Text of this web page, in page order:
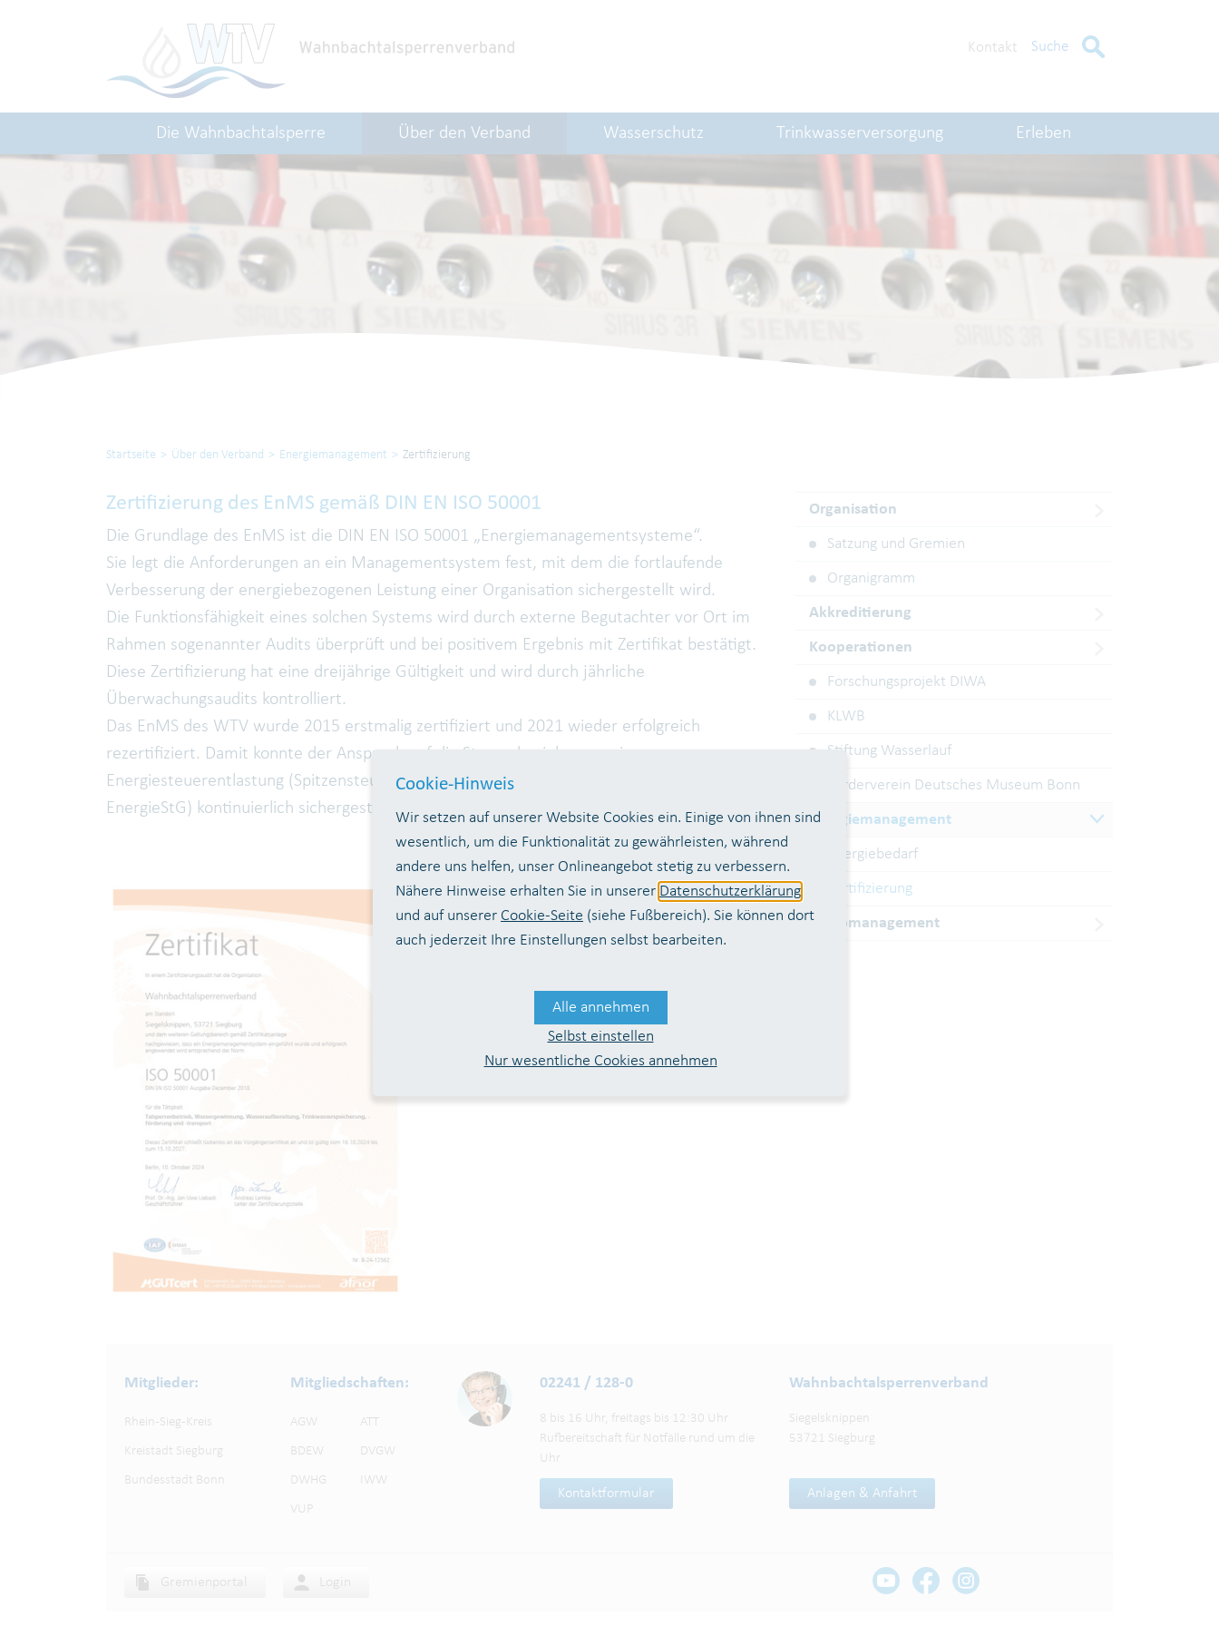
Die Wahnbachtalsperre Über den Verband Wasserschutz Trinkwasserversorgung Erleben
Kontakt Suche
Startseite Über den Verband Energiemanagement Zertifizierung
Zertifizierung des EnMS gemäß DIN EN ISO 50001
Die Grundlage des EnMS ist die DIN EN ISO 50001 „Energiemanagementsysteme“.
Sie legt die Anforderungen an ein Managementsystem fest, mit dem die fortlaufende
Verbesserung der energiebezogenen Leistung einer Organisation sichergestellt wird.
Die Funktionsfähigkeit eines solchen Systems wird durch externe Begutachter vor Ort im
Rahmen sogenannter Audits überprüft und bei positivem Ergebnis mit Zertifikat bestätigt.
Diese Zertifizierung hat eine dreijährige Gültigkeit und wird durch jährliche
Überwachungsaudits kontrolliert.
Das EnMS des WTV wurde 2015 erstmalig zertifiziert und 2021 wieder erfolgreich
rezertifiziert. Damit konnte der Anspruch auf die Strom- beziehungsweise
Energiesteuerentlastung (Spitzensteuerausgleich nach § 10 StromStG und § 55
EnergieStG) kontinuierlich sichergestellt werden.
Organisation
Satzung und Gremien
Organigramm
Akkreditierung
Kooperationen
Forschungsprojekt DIWA
KLWB
Stiftung Wasserlauf
Förderverein Deutsches Museum Bonn
Energiemanagement
Energiebedarf
Zertifizierung
Risikomanagement
Mitglieder:
Rhein-Sieg-Kreis
Kreistadt Siegburg
Bundesstadt Bonn
Mitgliedschaften:
AGW ATT
BDEW DVGW
DWHG IWW
VUP
02241 / 128-0
8 bis 16 Uhr, freitags bis 12:30 Uhr
Rufbereitschaft für Notfälle rund um die
Uhr
Kontaktformular
Wahnbachtalsperren­verband
Siegelsknippen
53721 Siegburg
Anlagen & Anfahrt
Gremienportal Login
Cookie-Hinweis
Wir setzen auf unserer Website Cookies ein. Einige von ihnen sind
wesentlich, um die Funktionalität zu gewährleisten, während
andere uns helfen, unser Onlineangebot stetig zu verbessern.
Nähere Hinweise erhalten Sie in unserer Datenschutzerklärung
und auf unserer Cookie-Seite (siehe Fußbereich). Sie können dort
auch jederzeit Ihre Einstellungen selbst bearbeiten.
Alle annehmen
Selbst einstellen
Nur wesentliche Cookies annehmen